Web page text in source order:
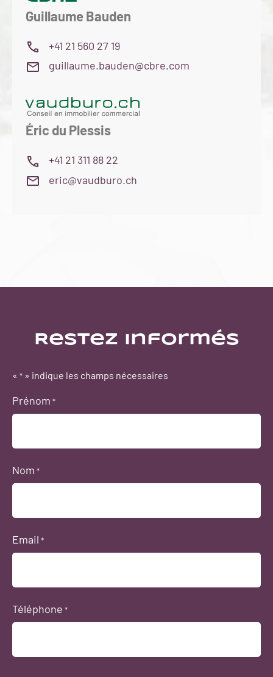
Guillaume Bauden
+41 21 560 27 19
guillaume.bauden@cbre.com
Éric du Plessis
+41 21 311 88 22
eric@vaudburo.ch
Restez informés
« * » indique les champs nécessaires
Prénom *
Nom *
Email *
Téléphone *